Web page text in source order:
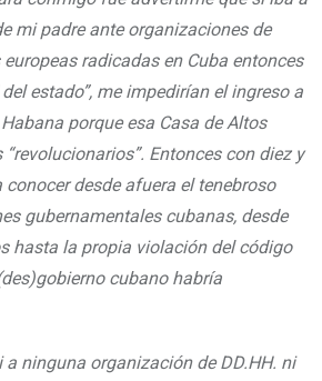
mi padre ante organizaciones de
radicadas en Cuba entonces
del estado”, me impedirían el ingreso a
porque esa Casa de Altos
Entonces con diez y
desde afuera el tenebroso
gubernamentales cubanas, desde
hasta la propia violación del código
cubano habría
a ninguna organización de DD.HH. ni